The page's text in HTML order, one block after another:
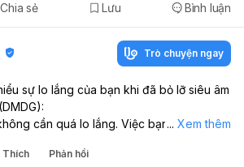
Chia sẻ Lưu Bình luận
Trò chuyện ngay
sự lo lắng của bạn khi đã bỏ lỡ siêu âm
cần quá lo lắng. Việc bạn đã thực
tin rất tốt. NIPT là một phương pháp
... Xem thêm
Thích Phản hồi